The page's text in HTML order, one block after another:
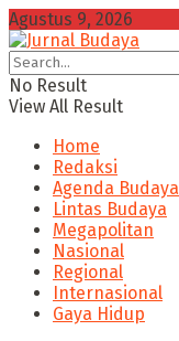
Agustus 9, 2026
No Result
View All Result
Home
Redaksi
Agenda Budaya
Lintas Budaya
Megapolitan
Nasional
Regional
Internasional
Gaya Hidup